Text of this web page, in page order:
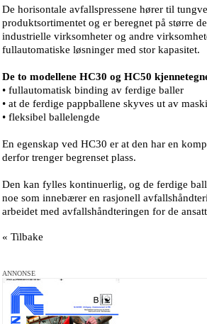
De horisontale avfallspressene hører til
produktsortimentet og er beregnet på større
industrielle virksomheter og andre
fullautomatiske løsninger med stor kapasitet.
De to modellene HC30 og HC50
• fullautomatisk binding av ferdige baller
• at de ferdige pappballene skyves ut av
• fleksibel ballelengde
En egenskap ved HC30 er at den har en
derfor trenger begrenset plass.
Den kan fylles kontinuerlig, og de ferdige
noe som innebærer en rasjonell
arbeidet med avfallshåndteringen for de
« Tilbake
ANNONSE